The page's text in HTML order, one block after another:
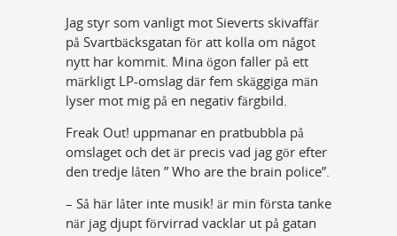
Jag styr som vanligt mot Sieverts skivaffär
på Svartbäcksgatan för att kolla om något
nytt har kommit. Mina ögon faller på ett
märkligt LP-omslag där fem skäggiga män
lyser mot mig på en negativ färgbild.
Freak Out! uppmanar en pratbubbla på
omslaget och det är precis vad jag gör efter
den tredje låten ” Who are the brain police”.
– Så här låter inte musik! är min första tanke
när jag djupt förvirrad vacklar ut på gatan